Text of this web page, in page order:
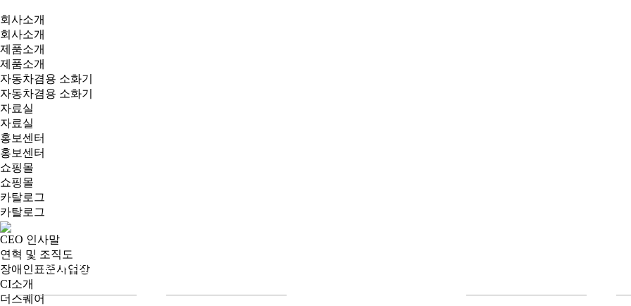
회사소개
회사소개
제품소개
제품소개
자동차겸용 소화기
자동차겸용 소화기
자료실
자료실
홍보센터
홍보센터
쇼핑몰
쇼핑몰
카탈로그
카탈로그
회사소개
CEO 인사말
연혁 및 조직도
장애인표준사업장
CI소개
더스퀘어